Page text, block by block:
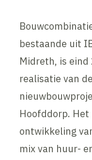
bestaande uit
Midreth, is
realisatie van
Hoofddorp. Het
ontwikkeling
mix van huur-